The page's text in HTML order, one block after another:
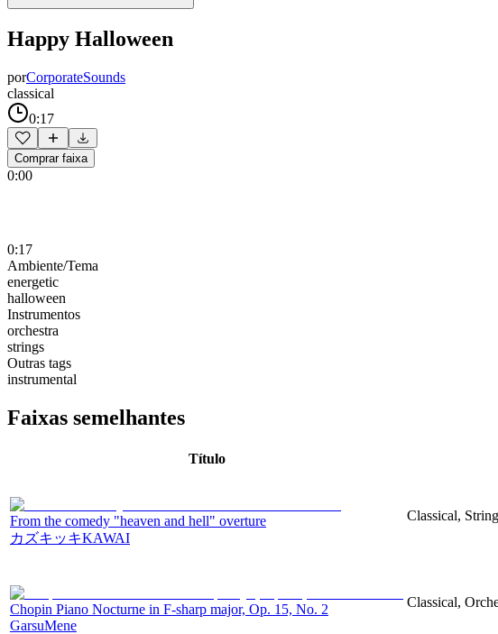
Happy Halloween
porCorporateSounds
classical
0:17
Comprar faixa
0:00
0:17
Ambiente/Tema
energetic
halloween
Instrumentos
orchestra
strings
Outras tags
instrumental
Faixas semelhantes
Título
From the comedy "heaven and hell" overture
カズキッキKAWAI
Classical,
Chopin Piano Nocturne in F-sharp major, Op. 15, No. 2
GarsuMene
Classical,